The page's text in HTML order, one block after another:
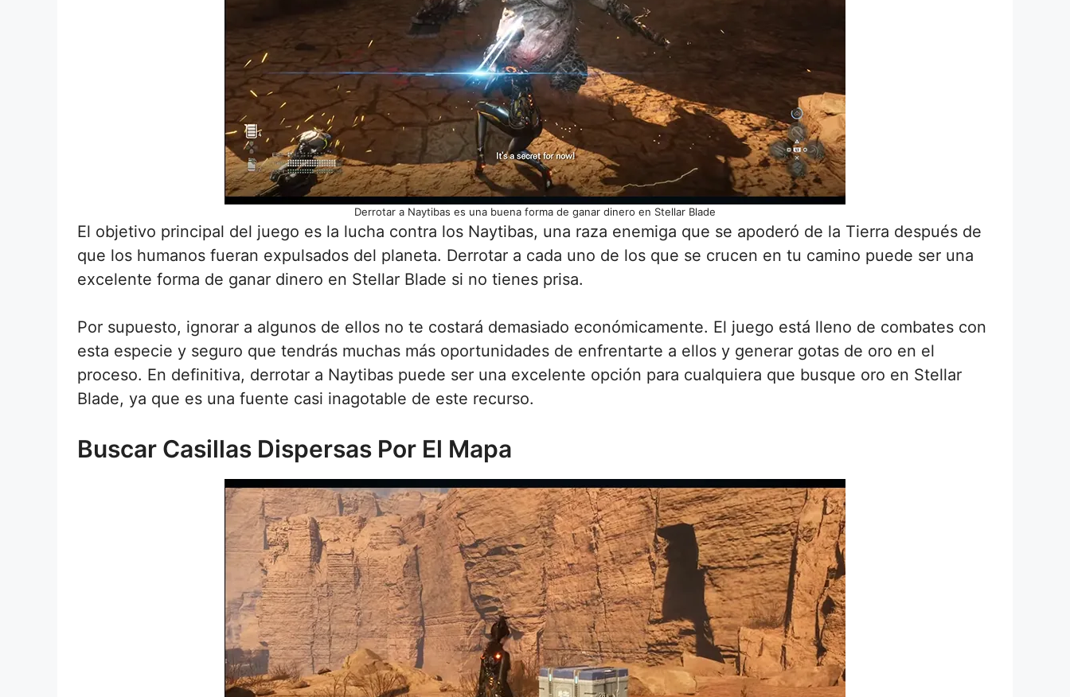
Derrotar a Naytibas es una buena forma de ganar dinero en Stellar Blade
El objetivo principal del juego es la lucha contra los Naytibas, una raza enemiga que se apoderó de la Tierra después de
que los humanos fueran expulsados del planeta. Derrotar a cada uno de los que se crucen en tu camino puede ser una
excelente forma de ganar dinero en Stellar Blade si no tienes prisa.
Por supuesto, ignorar a algunos de ellos no te costará demasiado económicamente. El juego está lleno de combates con
esta especie y seguro que tendrás muchas más oportunidades de enfrentarte a ellos y generar gotas de oro en el
proceso. En definitiva, derrotar a Naytibas puede ser una excelente opción para cualquiera que busque oro en Stellar
Blade, ya que es una fuente casi inagotable de este recurso.
Buscar Casillas Dispersas Por El Mapa